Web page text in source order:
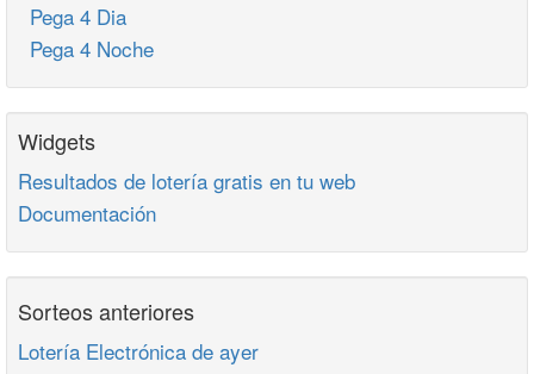
Pega 4 Dia
Pega 4 Noche
Widgets
Resultados de lotería gratis en tu web
Documentación
Sorteos anteriores
Lotería Electrónica de ayer